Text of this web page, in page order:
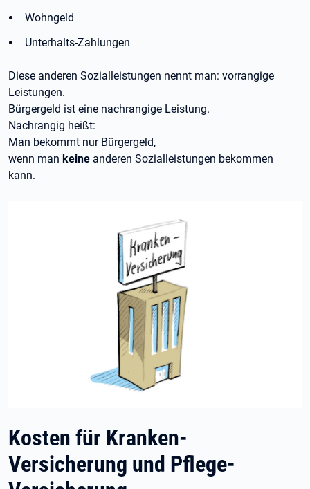
Wohngeld
Unterhalts-Zahlungen
Diese anderen Sozialleistungen nennt man: vorrangige
Leistungen.
Bürgergeld ist eine nachrangige Leistung.
Nachrangig heißt:
Man bekommt nur Bürgergeld,
wenn man keine anderen Sozialleistungen bekommen
kann.
Kosten für Kranken-
Versicherung und Pflege-